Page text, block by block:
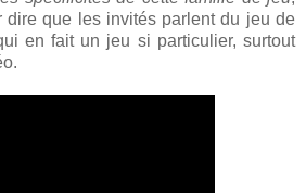
dire que les invités parlent du jeu de
en fait un jeu si particulier, surtout